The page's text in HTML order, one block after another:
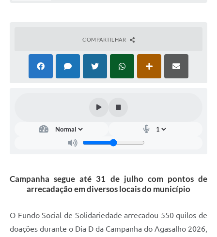
Contratos
Carta de Serviços
Contas Públicas
Legislação
Links Úteis
COMPARTILHAR
Campanha segue até 31 de julho com pontos de
arrecadação em diversos locais do município
O Fundo Social de Solidariedade arrecadou 550 quilos de
doações durante o Dia D da Campanha do Agasalho 2026,